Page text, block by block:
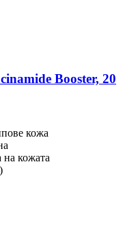
Booster, 20
кожа
на кожата